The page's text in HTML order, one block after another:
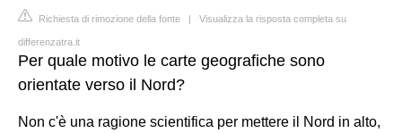
Richiesta di rimozione della fonte | Visualizza la risposta completa su
differenzatra.it
Per quale motivo le carte geografiche sono
orientate verso il Nord?
Non c'è una ragione scientifica per mettere il Nord in alto,